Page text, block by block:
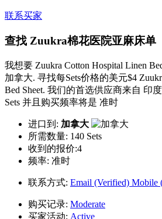
联系买家
查找 Zuukra棉花医院亚麻床单
我想要 Zuukra Cotton Hospital Linen
加拿大. 寻找每Sets价格的美元$4
Bed Sheet. 我们的首选供应商来自 印
Sets 并且购买频率将是 准时
进口到: 加拿大
所需数量: 140 Sets
收到的报价:4
频率: 准时
联系方式: Email (Verified) Mobile
购买记录: Moderate
买家活动: Active